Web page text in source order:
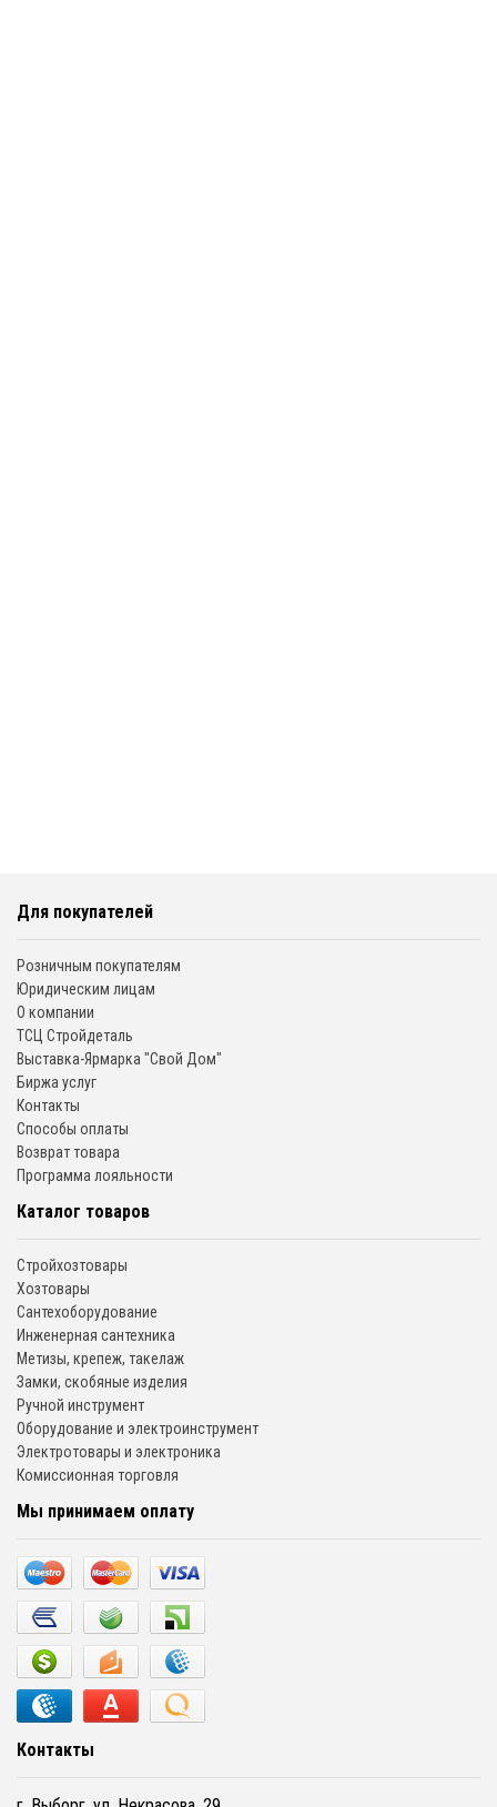
Для покупателей
Розничным покупателям
Юридическим лицам
О компании
ТСЦ Стройдеталь
Выставка-Ярмарка "Свой Дом"
Биржа услуг
Контакты
Способы оплаты
Возврат товара
Программа лояльности
Каталог товаров
Стройхозтовары
Хозтовары
Сантехоборудование
Инженерная сантехника
Метизы, крепеж, такелаж
Замки, скобяные изделия
Ручной инструмент
Оборудование и электроинструмент
Электротовары и электроника
Комиссионная торговля
Мы принимаем оплату
Контакты